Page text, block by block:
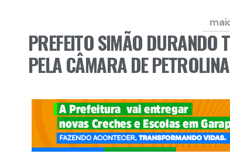
PREFEITO SIMÃO DURANDO
PELA CÂMARA DE PETROLINA